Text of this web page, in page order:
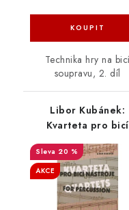
Technika hry na
soupravu, 2. díl
Libor Kubánek:
Kvarteta pro bicí
20 %
AKCE